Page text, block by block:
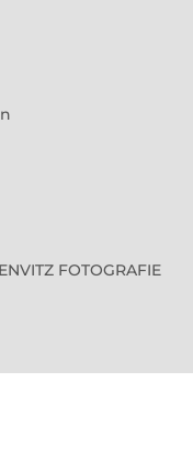
FOTOGRAFIE